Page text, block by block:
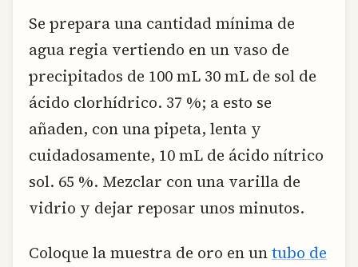
Se prepara una cantidad mínima de
agua regia vertiendo en un vaso de
precipitados de 100 mL 30 mL de sol de
ácido clorhídrico. 37 %; a esto se
añaden, con una pipeta, lenta y
cuidadosamente, 10 mL de ácido nítrico
sol. 65 %. Mezclar con una varilla de
vidrio y dejar reposar unos minutos.
Coloque la muestra de oro en untubo de